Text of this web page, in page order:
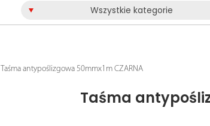
Wszystkie kategorie
Taśma antypoślizgowa 50mmx1m CZARNA
Taśma